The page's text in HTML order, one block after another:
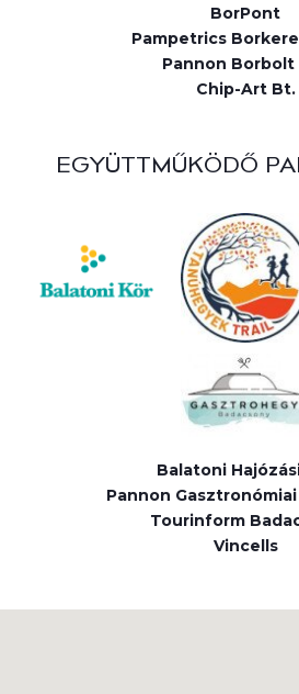
BorPont
Pampetrics
Pannon Borbolt
Chip-Art Bt.
EGYÜTTMŰKÖDŐ
Balatoni
Pannon
Tourinform
Vincells